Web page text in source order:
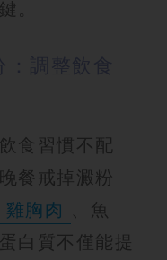
。
食習慣不配
餐戒掉澱粉
雞胸肉 、魚
白質不僅能提